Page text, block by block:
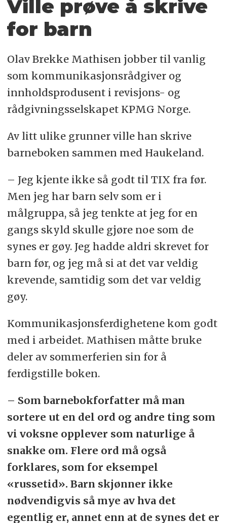
Ville prøve å skrive
for barn
Olav Brekke Mathisen jobber til vanlig
som kommunikasjonsrådgiver og
innholdsprodusent i revisjons- og
rådgivningsselskapet KPMG Norge.
Av litt ulike grunner ville han skrive
barneboken sammen med Haukeland.
– Jeg kjente ikke så godt til TIX fra før.
Men jeg har barn selv som er i
målgruppa, så jeg tenkte at jeg for en
gangs skyld skulle gjøre noe som de
synes er gøy. Jeg hadde aldri skrevet for
barn før, og jeg må si at det var veldig
krevende, samtidig som det var veldig
gøy.
Kommunikasjonsferdighetene kom godt
med i arbeidet. Mathisen måtte bruke
deler av sommerferien sin for å
ferdigstille boken.
– Som barnebokforfatter må man
sortere ut en del ord og andre ting som
vi voksne opplever som naturlige å
snakke om. Flere ord må også
forklares, som for eksempel
«russetid». Barn skjønner ikke
nødvendigvis så mye av hva det
egentlig er, annet enn at de synes det er